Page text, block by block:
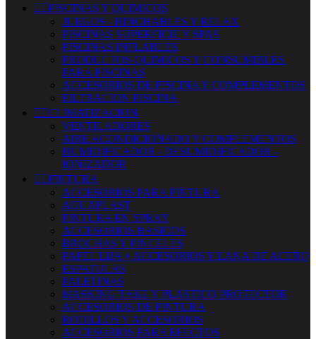
 PISCINAS Y QUIMICOS
JUEGOS - HINCHABLES Y RELAX
PISCINAS SUPERFICIE Y SPAS
PISCINAS INFLABLES
PRODUCTOS QUIMICOS Y CONSUMIBLES
PARA PISCINAS
ACCESORIOS DE PISCINA Y COMPLEMENTOS
FILTRACION PISCINA
 CLIMATIZACION
VENTILADORES
AIRE ACONDICIONADO Y COMPLEMENTOS
HUMIDIFICADOR - DESUMIDIFICADOR -
IONIZADOR
 PINTURA
ACCESORIOS PARA PINTURA
AGUAPLAST
PINTURA EN SPRAY
ACCESORIOS BASICOS
BROCHAS Y PINCELES
PAPEL LIJA + ACCESORIOS Y LANA DE ACERO
ESPATULAS
PALETINAS
MASKING TAKE Y PLASTICO PROTECTOR
ACCESORIOS DE PINTURA
RODILLOS Y ACCESORIOS
ACCESORIOS PARA EFECTOS